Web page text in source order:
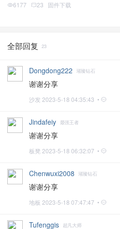
6177 23 固件下载
全部回复 23
Dongdong222 璀璨钻石
谢谢分享
沙发 2023-5-18 04:35:43 •
Jindafeiy 最强王者
谢谢分享
板凳 2023-5-18 06:32:07 •
Chenwuxi2008 璀璨钻石
谢谢分享
地板 2023-5-18 07:47:47 •
Tufenggis 超凡大师